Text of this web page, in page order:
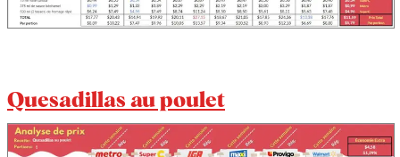
Quesadillas au poulet